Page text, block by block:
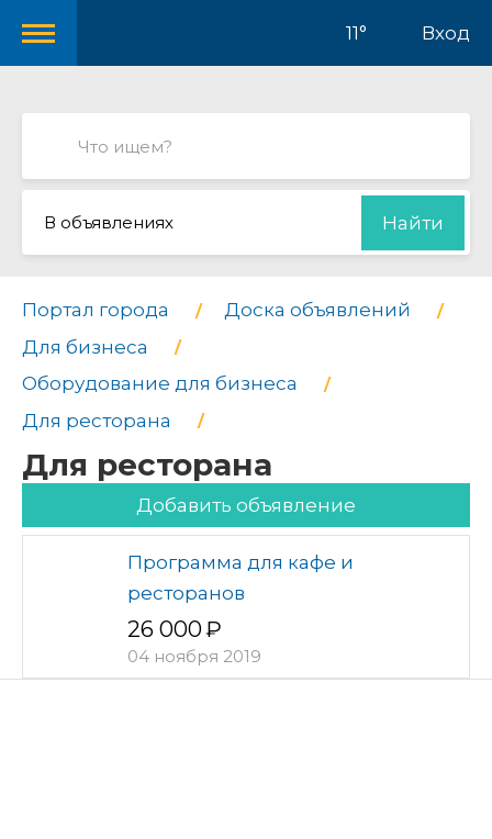
11° Вход
В объявлениях Найти
Портал города
Доска объявлений
Для бизнеса
Оборудование для бизнеса
Для ресторана
Для ресторана
Добавить объявление
Программа для кафе и
ресторанов
26 000
04 ноября 2019